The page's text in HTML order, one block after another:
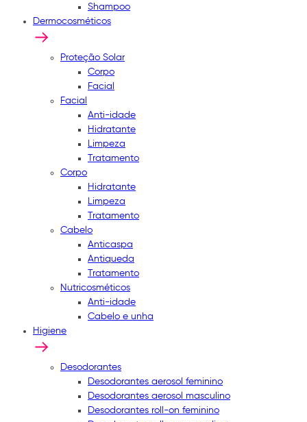
Shampoo
Dermocosméticos
Proteção Solar
Corpo
Facial
Facial
Anti-idade
Hidratante
Limpeza
Tratamento
Corpo
Hidratante
Limpeza
Tratamento
Cabelo
Anticaspa
Antiqueda
Tratamento
Nutricosméticos
Anti-idade
Cabelo e unha
Higiene
Desodorantes
Desodorantes aerosol feminino
Desodorantes aerosol masculino
Desodorantes roll-on feminino